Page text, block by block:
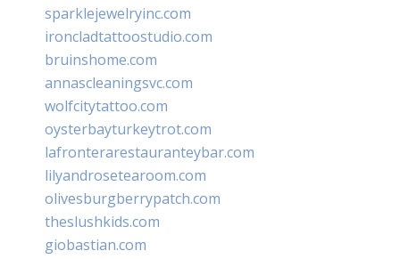
sparklejewelryinc.com
ironcladtattoostudio.com
bruinshome.com
annascleaningsvc.com
wolfcitytattoo.com
oysterbayturkeytrot.com
lafronterarestauranteybar.com
lilyandrosetearoom.com
olivesburgberrypatch.com
theslushkids.com
giobastian.com